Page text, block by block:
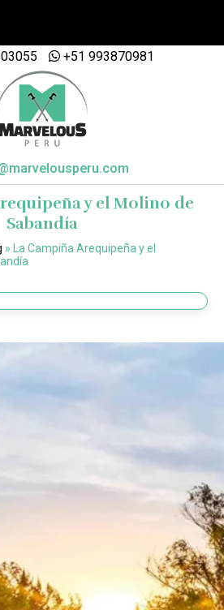
Home
MACHUPICCHU
PAQUETES
Contactanos
+51 993870981
y el Molino de
Sabandía
»
La Campiña Arequipeña y el